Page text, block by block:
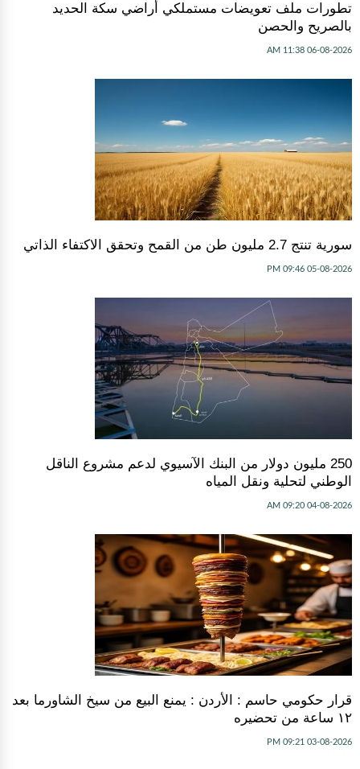
تطورات ملف تعويضات مستملكي أراضي سكة الحديد
بالصريح والحصن
06-08-2026 11:38 AM
سورية تنتج 2.7 مليون طن من القمح وتحقق الاكتفاء الذاتي
05-08-2026 09:46 PM
250 مليون دولار من البنك الآسيوي لدعم مشروع الناقل
الوطني لتحلية ونقل المياه
04-08-2026 09:20 AM
قرار حكومي حاسم : الأردن : يمنع البيع من سيخ الشاورما بعد
١٢ ساعة من تحضيره
03-08-2026 09:21 PM